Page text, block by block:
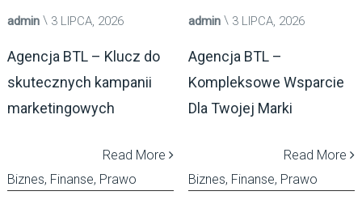
admin 3 LIPCA, 2026
Agencja BTL – Klucz do
skutecznych kampanii
marketingowych
Read More
Biznes, Finanse, Prawo
admin 3 LIPCA, 2026
Agencja BTL –
Kompleksowe Wsparcie
Dla Twojej Marki
Read More
Biznes, Finanse, Prawo